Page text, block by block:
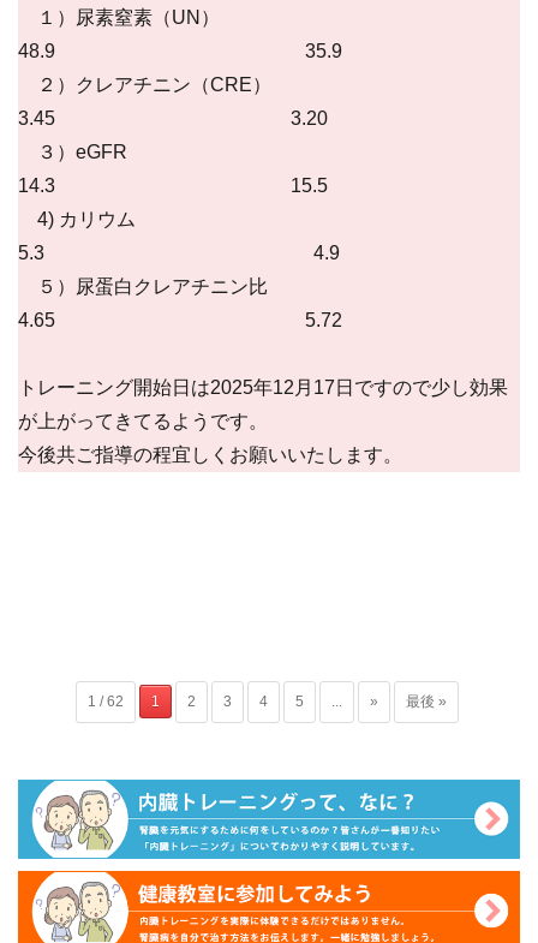
１）尿素窒素（UN）
48.9 35.9
２）クレアチニン（CRE）
3.45 3.20
３）eGFR
14.3 15.5
4) カリウム
5.3 4.9
５）尿蛋白クレアチニン比
4.65 5.72
トレーニング開始日は2025年12月17日ですので少し効果
が上がってきてるようです。
今後共ご指導の程宜しくお願いいたします。
1 / 62 1 2 3 4 5 ... » 最後 »